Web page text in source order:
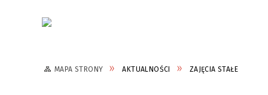
MAPA STRONY AKTUALNOŚCI ZAJĘCIA STAŁE